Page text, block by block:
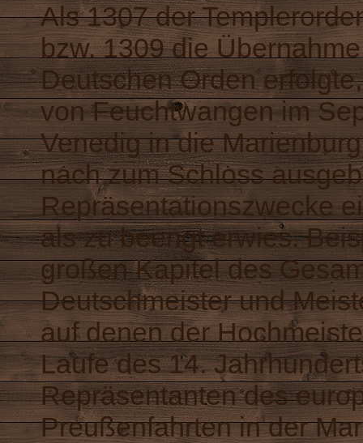
Als 1307 der
bzw. 1309 die
Deutschen Orden
von Feuchtwangen im
Venedig in die
nach zum Schloss
Repräsentationszwecke
als zu beengt erwies.
großen Kapitel des
Deutschmeister und
auf denen der
Laufe des 14.
Repräsentanten des
Preußenfahrten in der